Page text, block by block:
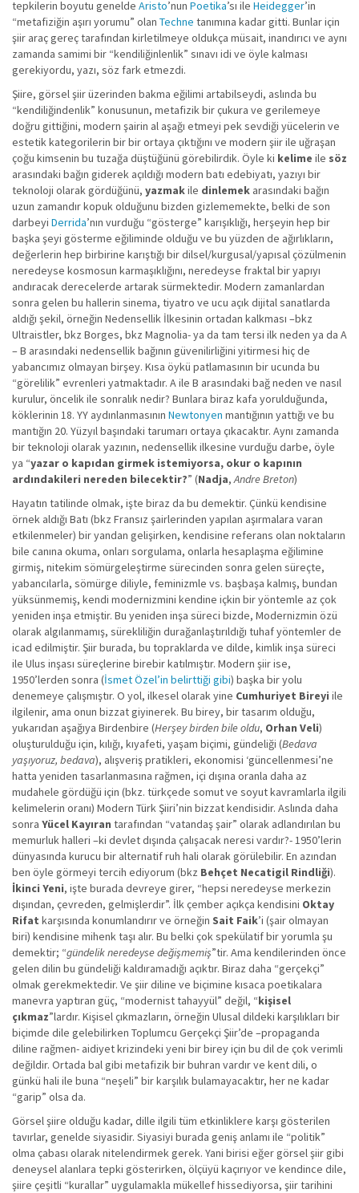
tepkilerin boyutu genelde Aristo’nun Poetika’sı ile Heidegger’in
“metafiziğin aşırı yorumu” olan Techne tanımına kadar gitti. Bunlar için
şiir araç gereç tarafından kirletilmeye oldukça müsait, inandırıcı ve aynı
zamanda samimi bir “kendiliğinlenlik” sınavı idi ve öyle kalması
gerekiyordu, yazı, söz fark etmezdi.
Şiire, görsel şiir üzerinden bakma eğilimi artabilseydi, aslında bu
“kendiliğindenlik” konusunun, metafizik bir çukura ve gerilemeye
doğru gittiğini, modern şairin al aşağı etmeyi pek sevdiği yücelerin ve
estetik kategorilerin bir bir ortaya çıktığını ve modern şiir ile uğraşan
çoğu kimsenin bu tuzağa düştüğünü görebilirdik. Öyle ki kelime ile söz
arasındaki bağın giderek açıldığı modern batı edebiyatı, yazıyı bir
teknoloji olarak gördüğünü, yazmakile dinlemek arasındaki bağın
uzun zamandır kopuk olduğunu bizden gizlememekte, belki de son
darbeyi Derrida’nın vurduğu “gösterge” karışıklığı, herşeyin hep bir
başka şeyi gösterme eğiliminde olduğu ve bu yüzden de ağırlıkların,
değerlerin hep birbirine karıştığı bir dilsel/kurgusal/yapısal çözülmenin
neredeyse kosmosun karmaşıklığını, neredeyse fraktal bir yapıyı
andıracak derecelerde artarak sürmektedir. Modern zamanlardan
sonra gelen bu hallerin sinema, tiyatro ve ucu açık dijital sanatlarda
aldığı şekil, örneğin Nedensellik İlkesinin ortadan kalkması –bkz
Ultraistler, bkz Borges, bkz Magnolia- ya da tam tersi ilk neden ya da A
– B arasındaki nedensellik bağının güvenilirliğini yitirmesi hiç de
yabancımız olmayan birşey. Kısa öykü patlamasının bir ucunda bu
“görelilik” evrenleri yatmaktadır. A ile B arasındaki bağ neden ve nasıl
kurulur, öncelik ile sonralık nedir? Bunlara biraz kafa yorulduğunda,
köklerinin 18. YY aydınlanmasının Newtonyen mantığının yattığı ve bu
mantığın 20. Yüzyıl başındaki tarumarı ortaya çıkacaktır. Aynı zamanda
bir teknoloji olarak yazının, nedensellik ilkesine vurduğu darbe, öyle
ya “yazar o kapıdan girmek istemiyorsa, okur o kapının
ardındakileri nereden bilecektir?” (Nadja,Andre Breton)
Hayatın tatilinde olmak, işte biraz da bu demektir. Çünkü kendisine
örnek aldığı Batı (bkz Fransız şairlerinden yapılan aşırmalara varan
etkilenmeler) bir yandan gelişirken, kendisine referans olan noktaların
bile canına okuma, onları sorgulama, onlarla hesaplaşma eğilimine
girmiş, nitekim sömürgeleştirme sürecinden sonra gelen süreçte,
yabancılarla, sömürge diliyle, feminizmle vs. başbaşa kalmış, bundan
yüksünmemiş, kendi modernizmini kendine içkin bir yöntemle az çok
yeniden inşa etmiştir. Bu yeniden inşa süreci bizde, Modernizmin özü
olarak algılanmamış, sürekliliğin durağanlaştırıldığı tuhaf yöntemler de
icad edilmiştir. Şiir burada, bu topraklarda ve dilde, kimlik inşa süreci
ile Ulus inşası süreçlerine birebir katılmıştır. Modern şiir ise,
1950’lerden sonra (İsmet Özel’in belirttiği gibi) başka bir yolu
denemeye çalışmıştır. O yol, ilkesel olarak yine Cumhuriyet Bireyi ile
ilgilenir, ama onun bizzat giyinerek. Bu birey, bir tasarım olduğu,
yukarıdan aşağıya Birdenbire (Herşey birden bile oldu, Orhan Veli)
oluşturulduğu için, kılığı, kıyafeti, yaşam biçimi, gündeliği (Bedava
yaşıyoruz, bedava), alışveriş pratikleri, ekonomisi ‘güncellenmesi’ne
hatta yeniden tasarlanmasına rağmen, içi dışına oranla daha az
mudahele gördüğü için (bkz. türkçede somut ve soyut kavramlarla ilgili
kelimelerin oranı) Modern Türk Şiiri’nin bizzat kendisidir. Aslında daha
sonra Yücel Kayıran tarafından “vatandaş şair” olarak adlandırılan bu
memurluk halleri –ki devlet dışında çalışacak neresi vardır?- 1950’lerin
dünyasında kurucu bir alternatif ruh hali olarak görülebilir. En azından
ben öyle görmeyi tercih ediyorum (bkz Behçet Necatigil Rindliği).
İkinci Yeni, işte burada devreye girer, “hepsi neredeyse merkezin
dışından, çevreden, gelmişlerdir”. İlk çember açıkça kendisini Oktay
Rifat karşısında konumlandırır ve örneğin Sait Faik’i (şair olmayan
biri) kendisine mihenk taşı alır. Bu belki çok spekülatif bir yorumla şu
demektir; “gündelik neredeyse değişmemiş”tir. Ama kendilerinden önce
gelen dilin bu gündeliği kaldıramadığı açıktır. Biraz daha “gerçekçi”
olmak gerekmektedir. Ve şiir diline ve biçimine kısaca poetikalara
manevra yaptıran güç, “modernist tahayyül” değil, “kişisel
çıkmaz”lardır. Kişisel çıkmazların, örneğin Ulusal dildeki karşılıkları bir
biçimde dile gelebilirken Toplumcu Gerçekçi Şiir’de –propaganda
diline rağmen- aidiyet krizindeki yeni bir birey için bu dil de çok verimli
değildir. Ortada bal gibi metafizik bir buhran vardır ve kent dili, o
günkü hali ile buna “neşeli” bir karşılık bulamayacaktır, her ne kadar
“garip” olsa da.
Görsel şiire olduğu kadar, dille ilgili tüm etkinliklere karşı gösterilen
tavırlar, genelde siyasidir. Siyasiyi burada geniş anlamı ile “politik”
olma çabası olarak nitelendirmek gerek. Yani birisi eğer görsel şiir gibi
deneysel alanlara tepki gösterirken, ölçüyü kaçırıyor ve kendince dile,
şiire çeşitli “kurallar” uygulamakla mükellef hissediyorsa, şiir tarihini